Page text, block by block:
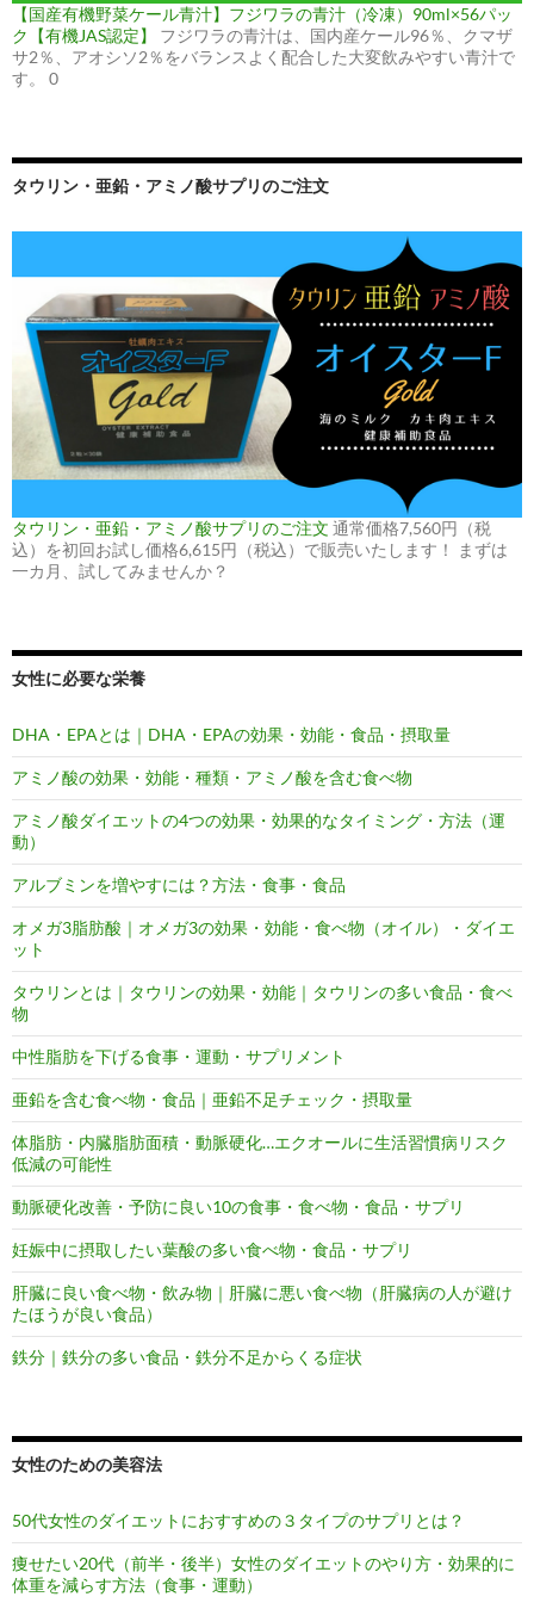
【国産有機野菜ケール青汁】フジワラの青汁（冷凍）90ml×56パッ
ク【有機JAS認定】
フジワラの青汁は、国内産ケール96％、クマザ
サ2％、アオシソ2％をバランスよく配合した大変飲みやすい青汁で
す。 0
タウリン・亜鉛・アミノ酸サプリのご注文
タウリン・亜鉛・アミノ酸サプリのご注文 通常価格7,560円（税
込）を初回お試し価格6,615円（税込）で販売いたします！ まずは
一カ月、試してみませんか？
女性に必要な栄養
DHA・EPAとは｜DHA・EPAの効果・効能・食品・摂取量
アミノ酸の効果・効能・種類・アミノ酸を含む食べ物
アミノ酸ダイエットの4つの効果・効果的なタイミング・方法（運
動）
アルブミンを増やすには？方法・食事・食品
オメガ3脂肪酸｜オメガ3の効果・効能・食べ物（オイル）・ダイエ
ット
タウリンとは｜タウリンの効果・効能｜タウリンの多い食品・食べ
物
中性脂肪を下げる食事・運動・サプリメント
亜鉛を含む食べ物・食品｜亜鉛不足チェック・摂取量
体脂肪・内臓脂肪面積・動脈硬化…エクオールに生活習慣病リスク
低減の可能性
動脈硬化改善・予防に良い10の食事・食べ物・食品・サプリ
妊娠中に摂取したい葉酸の多い食べ物・食品・サプリ
肝臓に良い食べ物・飲み物｜肝臓に悪い食べ物（肝臓病の人が避け
たほうが良い食品）
鉄分｜鉄分の多い食品・鉄分不足からくる症状
女性のための美容法
50代女性のダイエットにおすすめの３タイプのサプリとは？
痩せたい20代（前半・後半）女性のダイエットのやり方・効果的に
体重を減らす方法（食事・運動）